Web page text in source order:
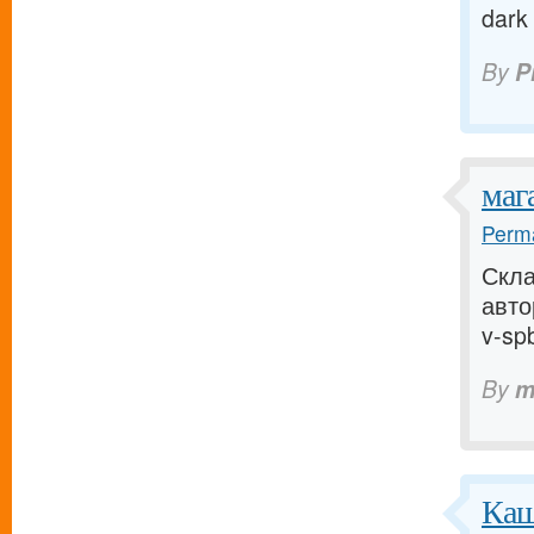
By
v-
By